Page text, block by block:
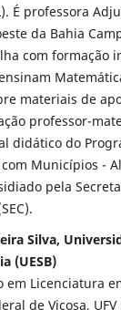
É professora
da Bahia
com formação
materiais de
professor-
didático do
com Municípios -
pela
Silva,
(UESB)
em Licenciatura
de Viçosa,